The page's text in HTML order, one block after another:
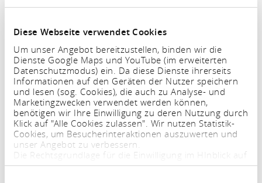
Diese Webseite verwendet Cookies
Um unser Angebot bereitzustellen, binden wir die
Dienste Google Maps und YouTube (im erweiterten
Datenschutzmodus) ein. Da diese Dienste ihrerseits
Informationen auf den Geräten der Nutzer speichern
und lesen (sog. Cookies), die auch zu Analyse- und
Marketingzwecken verwendet werden können,
benötigen wir Ihre Einwilligung zu deren Nutzung durch
Klick auf "Alle Cookies zulassen". Wir nutzen Statistik-
Cookies, um Besucherinteraktionen auszuwerten und
unser Angebot zu verbessern.
Die Rechtsgrundlage für die Einwilligung im HInblick auf
die Speicherung und das Auslesen von Informationen
Cycling Holidays